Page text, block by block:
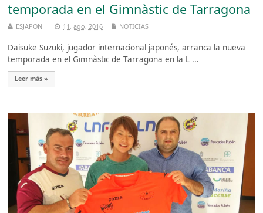
temporada en el Gimnàstic de Tarragona
ESJAPON 11, ago, 2016 NOTICIAS
Daisuke Suzuki, jugador internacional japonés, arranca la nueva
temporada en el Gimnàstic de Tarragona en la L ...
Leer más »